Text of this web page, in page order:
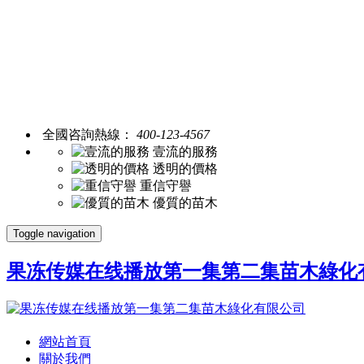
全國咨詢熱線： 400-123-4567
壹流的服務
透明的價格
重信守譽
優質的苗木
Toggle navigation
果冻传媒在线播放第一集第二集苗木綠化
網站首頁
關於我們